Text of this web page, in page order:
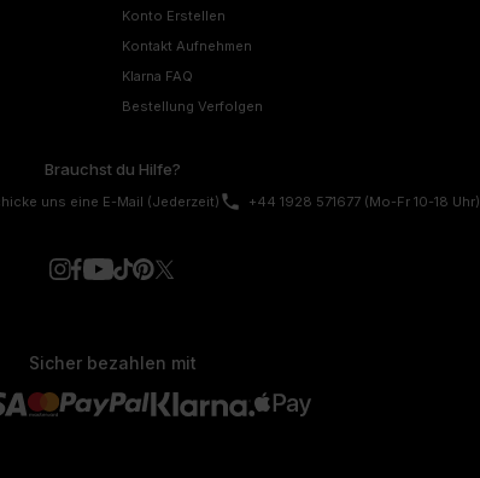
Konto Erstellen
Kontakt Aufnehmen
Klarna FAQ
Bestellung Verfolgen
Brauchst du Hilfe?
uns eine E-Mail (Jederzeit) phone +44 1928 571677 (Mo-Fr 10-18 Uhr)
Sicher bezahlen mit